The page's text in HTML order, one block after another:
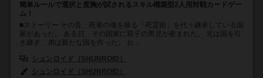
簡単ルールで選択と度胸が試されるスキル構築型2人用対戦カードゲー
ム！
■ストーリー その昔、死者の魂を操る「死霊術」を代々継承している国
家があった。 ある日、その国家に双子の男児が産まれた。 兄は国を引
き継ぎ、弟は新たな国を作った。 お...
シュンロイド（SHUNROID）
シュンロイド（SHUNROID）